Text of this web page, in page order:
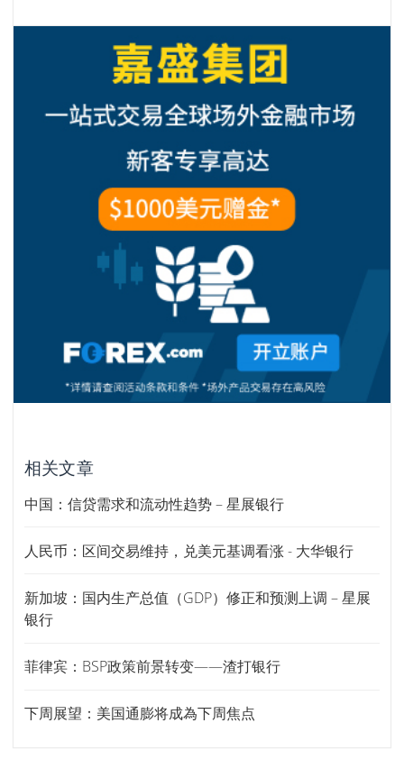
相关文章
中国：信贷需求和流动性趋势 – 星展银行
人民币：区间交易维持，兑美元基调看涨 - 大华银行
新加坡：国内生产总值（GDP）修正和预测上调 – 星展
银行
菲律宾：BSP政策前景转变——渣打银行
下周展望：美国通膨将成為下周焦点